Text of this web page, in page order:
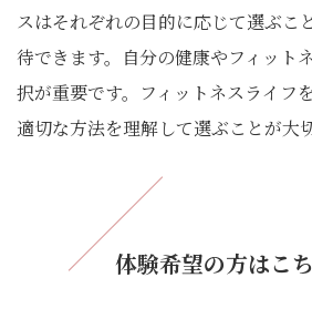
スはそれぞれの目的に応じて選ぶこ
待できます。自分の健康やフィット
択が重要です。フィットネスライフ
適切な方法を理解して選ぶことが大
体験希望の方はこ